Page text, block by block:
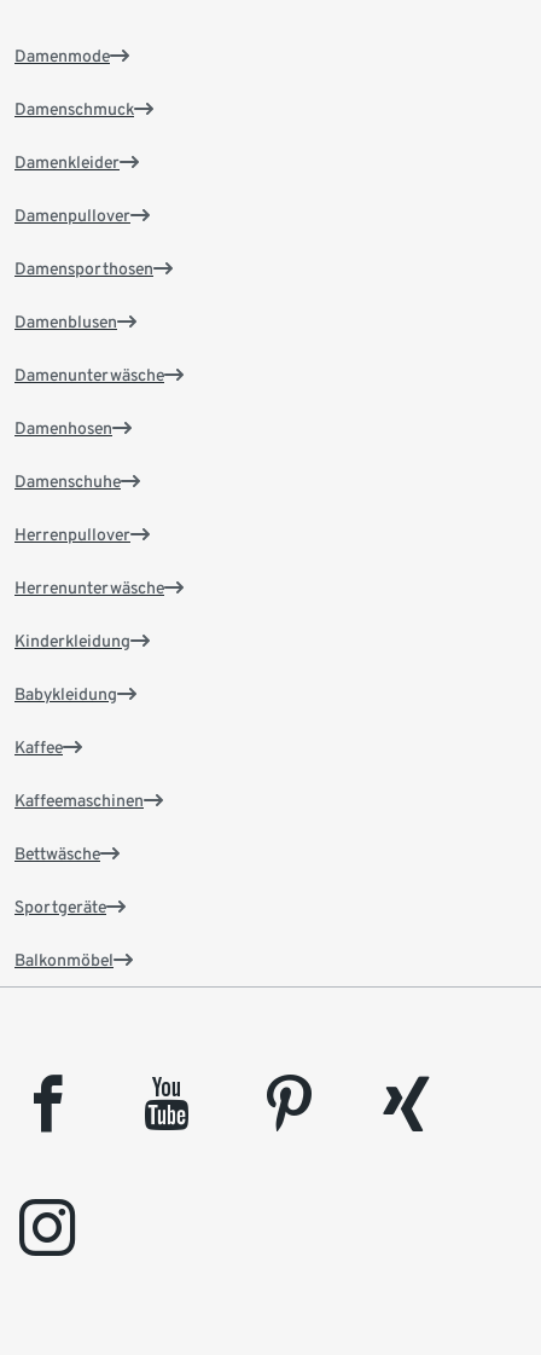
Damenmode
Damenschmuck
Damenkleider
Damenpullover
Damensporthosen
Damenblusen
Damenunterwäsche
Damenhosen
Damenschuhe
Herrenpullover
Herrenunterwäsche
Kinderkleidung
Babykleidung
Kaffee
Kaffeemaschinen
Bettwäsche
Sportgeräte
Balkonmöbel
facebook youtube pinterest
xing
instagram